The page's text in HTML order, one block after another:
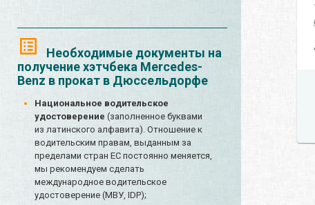
Необходимые документы на
получение хэтчбека Mercedes-
Benz в прокат в Дюссельдорфе
Национальное водительское
удостоверение (заполненное буквами
из латинского алфавита). Отношение к
водительским правам, выданным за
пределами стран ЕС постоянно меняется,
мы рекомендуем сделать
международное водительское
удостоверение (МВУ, IDP);